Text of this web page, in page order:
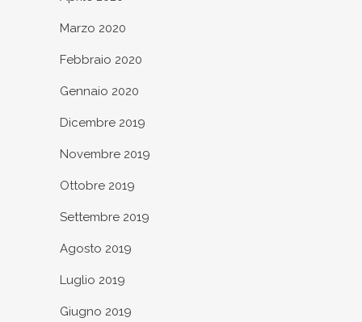
Marzo 2020
Febbraio 2020
Gennaio 2020
Dicembre 2019
Novembre 2019
Ottobre 2019
Settembre 2019
Agosto 2019
Luglio 2019
Giugno 2019